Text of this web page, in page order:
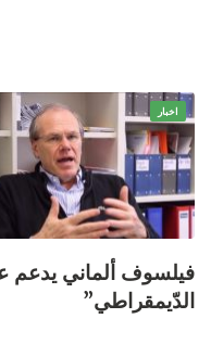
اخبار
فيلسوف ألماني يدعم
الدّيمقراطي”